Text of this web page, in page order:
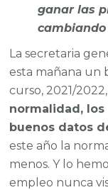
ganar las
cambiando
La secretaria
esta mañana un
curso, 2021/
normalidad,
buenos datos
este año la
menos. Y lo
empleo nunca